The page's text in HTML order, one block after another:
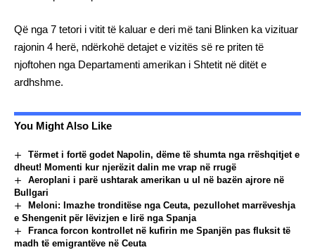
Që nga 7 tetori i vitit të kaluar e deri më tani Blinken ka vizituar
rajonin 4 herë, ndërkohë detajet e vizitës së re priten të
njoftohen nga Departamenti amerikan i Shtetit në ditët e
ardhshme.
You Might Also Like
Tërmet i fortë godet Napolin, dëme të shumta nga rrëshqitjet e
dheut! Momenti kur njerëzit dalin me vrap në rrugë
Aeroplani i parë ushtarak amerikan u ul në bazën ajrore në
Bullgari
Meloni: Imazhe tronditëse nga Ceuta, pezullohet marrëveshja
e Shengenit për lëvizjen e lirë nga Spanja
Franca forcon kontrollet në kufirin me Spanjën pas fluksit të
madh të emigrantëve në Ceuta